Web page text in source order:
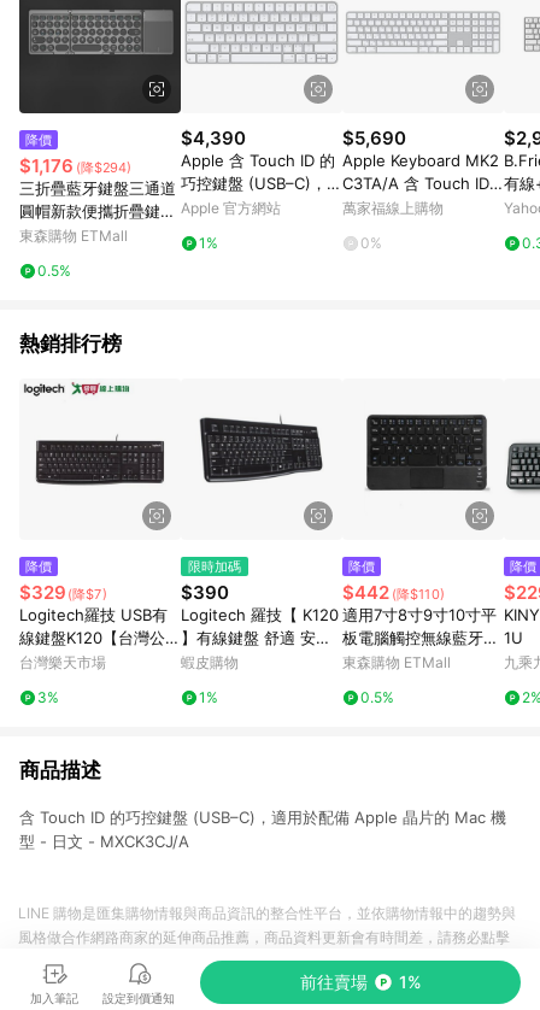
都有終⽣回饋限额： a) iPhone、Mac、iPad、Watch、Vision、
Apple TV 及 HomePod : 每個型號6件 b) AirTag 1 件裝及
AirTag 配件: 每款32件 c) AirTag 4 件裝: 8份 d) AirPods 及其他
合資格配: 每款10件 本限額適用於Apple Store網站及APP所有購
買行為，超過限額將停止核發回饋 7. 若您購買符合贈點資格之商
品，且使用禮品卡付款，點數回饋將以扣除禮品卡後的實際付款
金額為回饋計算。 8. 國際商家之商品金額及回饋點數依據將以商
品未稅價格為準。 9. 2020/7/13 00:00起回饋點數以商品未稅價
格為準。 10. 若您的訂單內有多項商品且為分批出貨，「LINE購
物通知」僅會發送首批出貨的商品資訊，其餘商品資訊將於出貨
後三天顯示於「LINE購物後台>我的>我的訂單>已訂購」。 11.
因Apple隱私政策，LINE購物通知發送時，顯示之訂單時間「分:
降價
$1,176 (降$294)
三折疊藍牙鍵盤三通道
圓帽新款便攜折疊鍵盤
帶觸摸板左右按鍵現貨
東森購物 ETMall
0.5%
$4,390
Apple 含 Touch ID 的
巧控鍵盤 (USB–C)，適
用於配備 Apple 晶片
(拼音)
Apple 官方網站
1%
$5,690
Apple Keyboard MK2
C3TA/A 含 Touch ID
和數字鍵盤的巧控鍵盤
萬家福線上購物
0%
有線
盤-
熱銷排行榜
降價
$329 (降$7)
Logitech羅技 USB有
線鍵盤K120【台灣公司
貨】【愛買】
台灣樂天市場
3%
限時加碼
$390
Logitech 羅技【 K120
】有線鍵盤 舒適 安靜
的打字感受
蝦皮購物
1%
降價
$442 (降$110)
適用7寸8寸9寸10寸平
板電腦觸控無線藍牙鍵
盤三系統通用妙控鍵盤
東森購物 ETMall
0.5%
降價
1U
九乘
商品描述
含 Touch ID 的巧控鍵盤 (USB–C)，適用於配備 Apple 晶片的 Mac 機
型 - 日文 - MXCK3CJ/A
加入筆記 設定到價通知
前往賣場 1%
LINE 購物是匯集購物情報與商品資訊的整合性平台，並依購物情報中的趨勢與
風格做合作網路商家的延伸商品推薦，商品資料更新會有時間差，請務必點擊
商品至各合作網路商家，確認現售價與購物條件，一切資訊以合作廠商網頁為
準。